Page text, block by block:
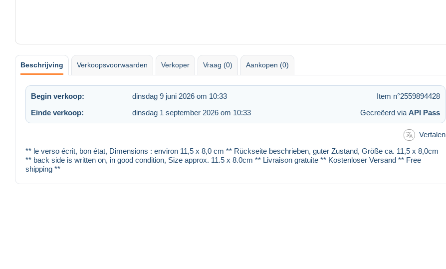
Beschrijving Verkoopsvoorwaarden Verkoper Vraag (0) Aankopen (0)
Begin verkoop: dinsdag 9 juni 2026 om 10:33
Item n°2559894428
Einde verkoop:
dinsdag 1 september 2026 om 10:33 Gecreëerd via API Pass
Vertalen
** le verso écrit, bon état, Dimensions : environ 11,5 x 8,0 cm ** Rückseite beschrieben, guter Zustand, Größe ca. 11,5 x 8,0cm
** back side is written on, in good condition, Size approx. 11.5 x 8.0cm ** Livraison gratuite ** Kostenloser Versand ** Free
shipping **